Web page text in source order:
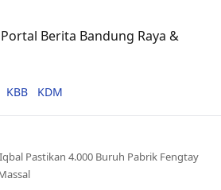
Berita Bandung Raya &
KBB KDM
Pastikan 4.000 Buruh Pabrik Fengtay